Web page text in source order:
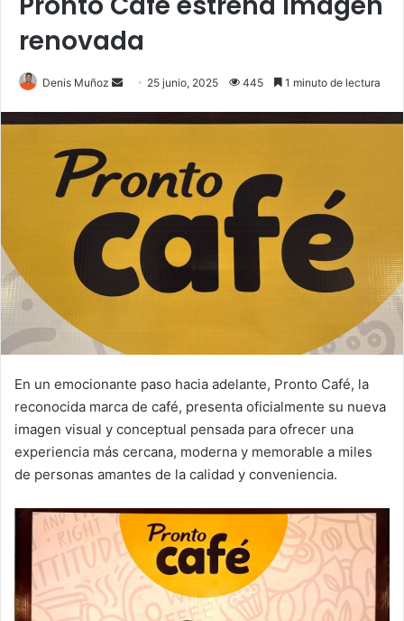
renovada
Denis Muñoz
Send
email
25 junio, 2025 445 1 minuto de lectura
En un emocionante paso hacia adelante, Pronto Café, la
reconocida marca de café, presenta oficialmente su nueva
imagen visual y conceptual pensada para ofrecer una
experiencia más cercana, moderna y memorable a miles
de personas amantes de la calidad y conveniencia.